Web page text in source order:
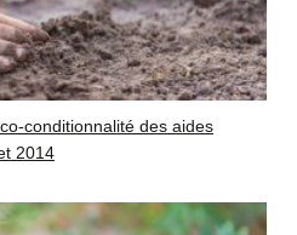
conditionnalité des aides
2014